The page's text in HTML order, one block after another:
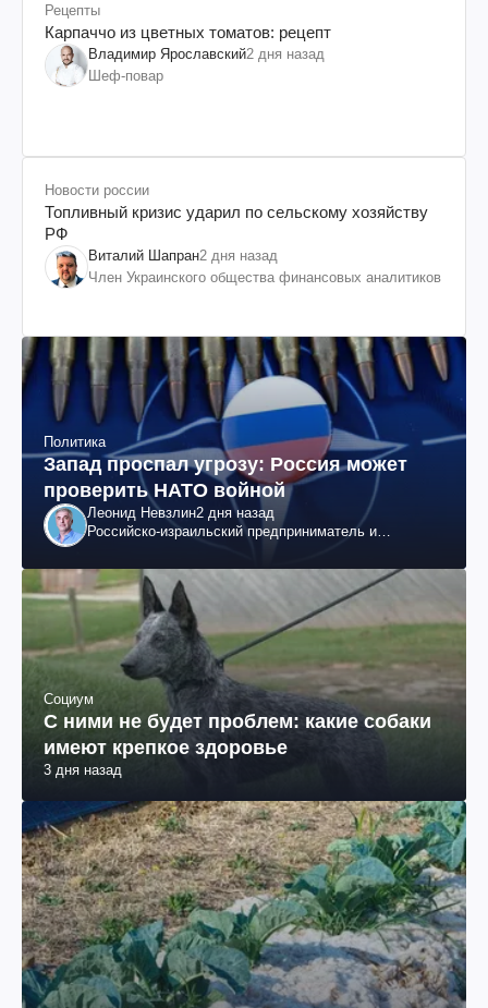
Рецепты
Карпаччо из цветных томатов: рецепт
Владимир Ярославский2 дня назад
Шеф-повар
Новости россии
Топливный кризис ударил по сельскому хозяйству
РФ
Виталий Шапран2 дня назад
Член Украинского общества финансовых аналитиков
Политика
Запад проспал угрозу: Россия может
проверить НАТО войной
Леонид Невзлин2 дня назад
Российско-израильский предприниматель и
"ЮКОСа"
Социум
С ними не будет проблем: какие собаки
имеют крепкое здоровье
3 дня назад